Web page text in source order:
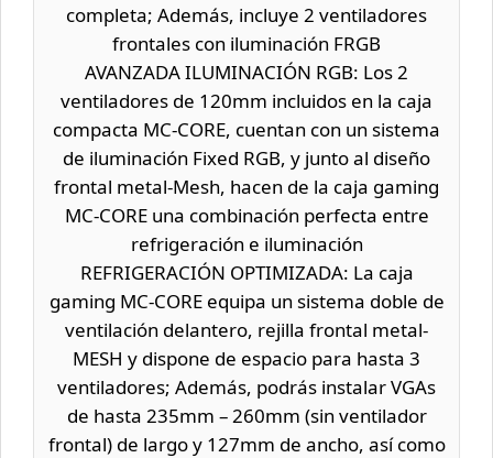
completa; Además, incluye 2 ventiladores
frontales con iluminación FRGB
AVANZADA ILUMINACIÓN RGB: Los 2
ventiladores de 120mm incluidos en la caja
compacta MC-CORE, cuentan con un sistema
de iluminación Fixed RGB, y junto al diseño
frontal metal-Mesh, hacen de la caja gaming
MC-CORE una combinación perfecta entre
refrigeración e iluminación
REFRIGERACIÓN OPTIMIZADA: La caja
gaming MC-CORE equipa un sistema doble de
ventilación delantero, rejilla frontal metal-
MESH y dispone de espacio para hasta 3
ventiladores; Además, podrás instalar VGAs
de hasta 235mm – 260mm (sin ventilador
frontal) de largo y 127mm de ancho, así como